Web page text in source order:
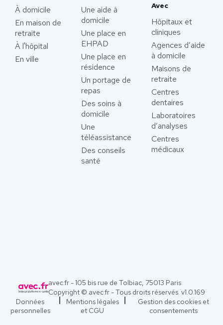
À domicile
En maison de
retraite
À l'hôpital
En ville
Une aide à
domicile
Une place en
EHPAD
Une place en
résidence
Un portage de
repas
Des soins à
domicile
Une
téléassistance
Des conseils
santé
Avec
Hôpitaux et
cliniques
Agences d’aide
à domicile
Maisons de
retraite
Centres
dentaires
Laboratoires
d’analyses
Centres
médicaux
avec.fr - 105 bis rue de Tolbiac, 75013 Paris
Copyright © avec.fr - Tous droits réservés. v1.0.169
Données
personnelles
Mentions légales
et CGU
Gestion des cookies et
consentements